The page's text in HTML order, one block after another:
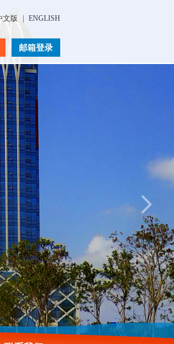
文版 ENGLISH